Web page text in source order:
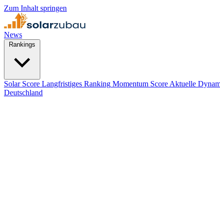
Zum Inhalt springen
News
Solar Score Langfristiges Ranking Momentum Score Aktuelle
Deutschland